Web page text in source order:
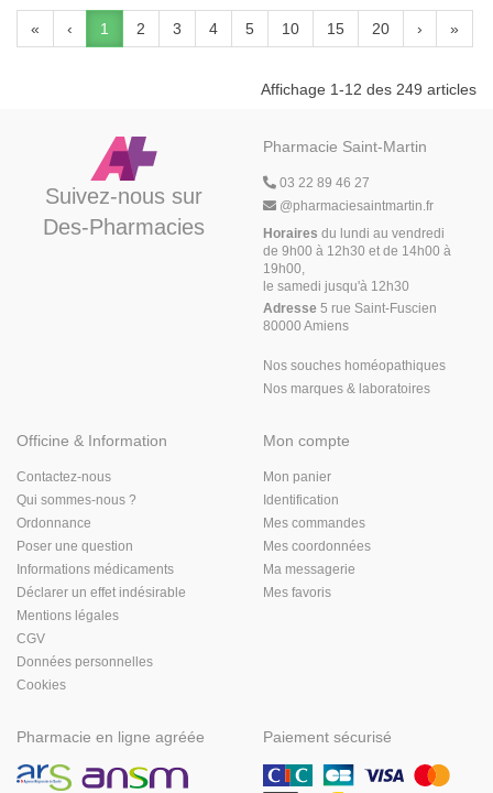
« ‹ 1 2 3 4 5 10 15 20 › »
Affichage 1-12 des 249 articles
Suivez-nous sur
Des-Pharmacies
Pharmacie Saint-Martin
03 22 89 46 27
@pharmaciesaintmartin.fr
Horaires du lundi au vendredi
de 9h00 à 12h30 et de 14h00 à
19h00,
le samedi jusqu'à 12h30
Adresse 5 rue Saint-Fuscien
80000 Amiens
Nos souches homéopathiques
Nos marques & laboratoires
Officine & Information
Contactez-nous
Qui sommes-nous ?
Ordonnance
Poser une question
Informations médicaments
Déclarer un effet indésirable
Mentions légales
CGV
Données personnelles
Cookies
Mon compte
Mon panier
Identification
Mes commandes
Mes coordonnées
Ma messagerie
Mes favoris
Pharmacie en ligne agréée Paiement sécurisé